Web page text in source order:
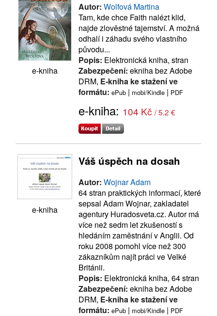
e-kniha
Autor: Wolfová Martina
Tam, kde chce Faith nalézt klid,
najde zlověstné tajemství. A možná
odhalí i záhadu svého vlastního
původu...
Popis: Elektronická kniha, stran
Zabezpečení: ekniha bez Adobe
DRM, E-kniha ke stažení ve
formátu: ePub | mobi/Kindle | PDF
e-kniha: 104 Kč / 5.2 €
e-kniha
Váš úspěch na dosah
Autor: Wojnar Adam
64 stran praktických informací, které
sepsal Adam Wojnar, zakladatel
agentury Huradosveta.cz. Autor má
více než sedm let zkušeností s
hledáním zaměstnání v Anglii. Od
roku 2008 pomohl více než 300
zákazníkům najít práci ve Velké
Británii.
Popis: Elektronická kniha, 64 stran
Zabezpečení: ekniha bez Adobe
DRM, E-kniha ke stažení ve
formátu: ePub | mobi/Kindle | PDF